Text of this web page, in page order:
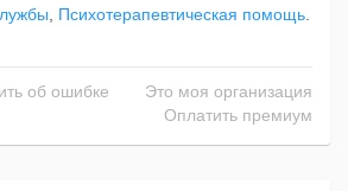
Психотерапевтическая помощь
об ошибке
Это моя организация
Оплатить премиум